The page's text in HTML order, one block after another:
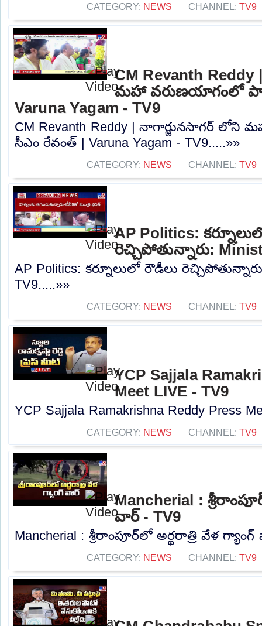
CATEGORY: NEWS CHANNEL: TV9
CM Revanth
మహా వరుణయాగంలో
Varuna Yagam - TV9
CM Revanth Reddy | నాగార్జునసాగర్
సీఎం రేవంత్ | Varuna Yagam - TV9.....»»
CATEGORY: NEWS CHANNEL: TV9
AP Politics:
రెచ్చిపోతున్నారు:
AP Politics: కర్నూలులో రౌడీలు
TV9.....»»
CATEGORY: NEWS CHANNEL: TV9
YCP Sajjala
Meet LIVE - TV9
YCP Sajjala Ramakrishna Reddy Press
CATEGORY: NEWS CHANNEL: TV9
Mancherial :
వార్ - TV9
Mancherial : శ్రీరాంపూర్‌లో అర్థరాత్రి వేళ గ్యాంగ్
CATEGORY: NEWS CHANNEL: TV9